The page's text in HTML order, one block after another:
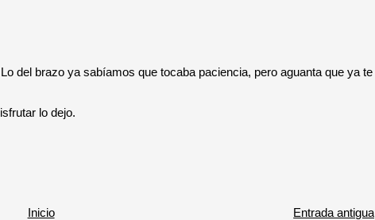
del brazo ya sabíamos que tocaba paciencia, pero aguanta que ya te
lo dejo.
Entrada antigua
Inicio